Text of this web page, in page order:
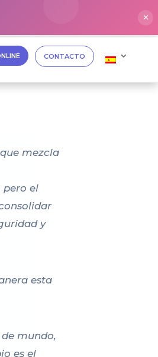
✕
CONTACTO
mezcla
pero el
y
esta
mundo,
es el